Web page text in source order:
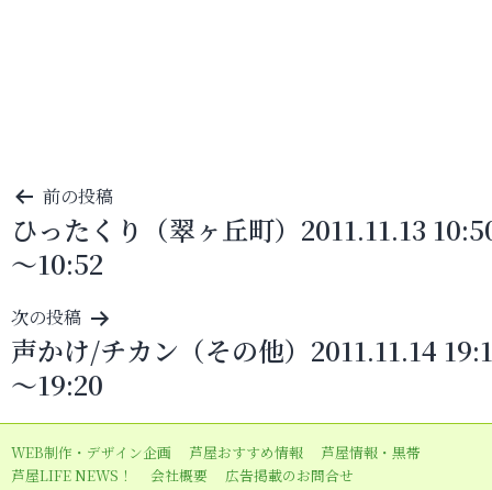
投
稿
ナ
ビ
ゲ
ー
シ
ョ
ン
前の投稿
ひったくり（翠ヶ丘町）2011.11.13
～10:52
次の投稿
声かけ/チカン（その他）2011.11.14
～19:20
WEB制作・デザイン企画 芦屋おすすめ情報
芦屋情報・黒帯
芦屋LIFE NEWS！
会社概要 広告掲載のお問合せ